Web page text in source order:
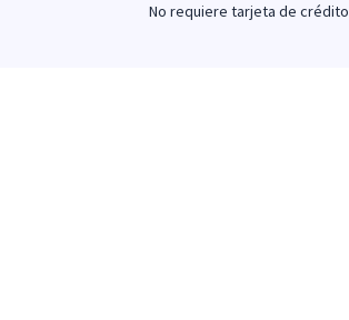
No requiere tarjeta de crédito